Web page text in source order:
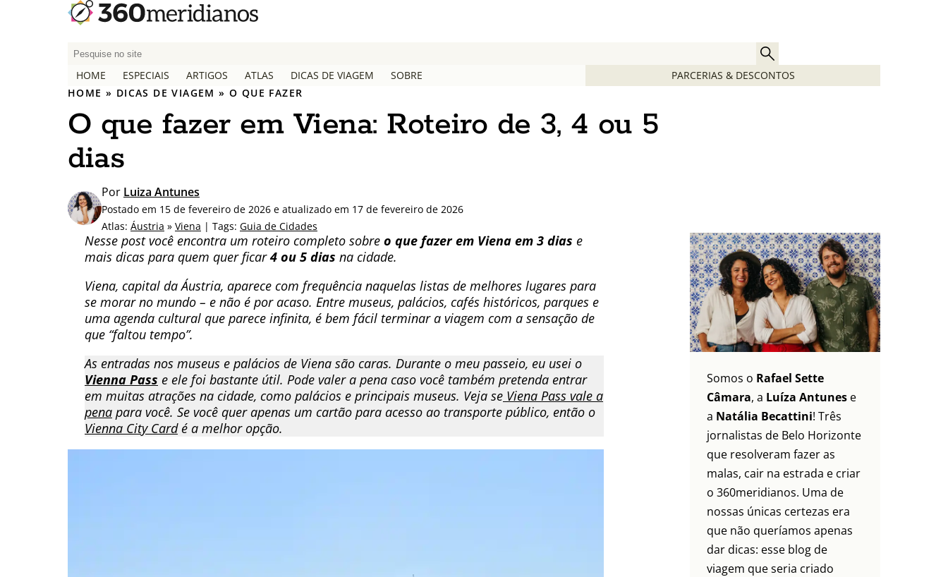
P
q
u
i
s
a
p
o
HOME ESPECIAIS ARTIGOS ATLAS DICAS DE VIAGEM SOBRE
PARCERIAS & DESCONTOS
HOME » DICAS DE VIAGEM »O QUE FAZER
O que fazer em Viena: Roteiro de 3, 4 ou 5
dias
Por Luiza Antunes
Postado em 15 de fevereiro de 2026 e atualizado em 17 de fevereiro de 2026
Atlas: Áustria » Viena | Tags: Guia de Cidades
Nesse post você encontra um roteiro completo sobre o que fazer em Viena em 3 dias e
mais dicas para quem quer ficar4 ou 5 dias na cidade.
Viena, capital da Áustria, aparece com frequência naquelas listas de melhores lugares para
se morar no mundo – e não é por acaso. Entre museus, palácios, cafés históricos, parques e
uma agenda cultural que parece infinita, é bem fácil terminar a viagem com a sensação de
que “faltou tempo”.
As entradas nos museus e palácios de Viena são caras. Durante o meu passeio, eu usei o
Vienna Pass e ele foi bastante útil. Pode valer a pena caso você também pretenda entrar
em muitas atrações na cidade, como palácios e principais museus. Veja se Viena Pass vale a
pena para você. Se você quer apenas um cartão para acesso ao transporte público, então o
Vienna City Cardé a melhor opção.
Somos o Rafael Sette
Câmara, a Luíza Antunes e
a Natália Becattini! Três
jornalistas de Belo Horizonte
que resolveram fazer as
malas, cair na estrada e criar
o 360meridianos. Uma de
nossas únicas certezas era
que não queríamos apenas
dar dicas: esse blog de
viagem que seria criado